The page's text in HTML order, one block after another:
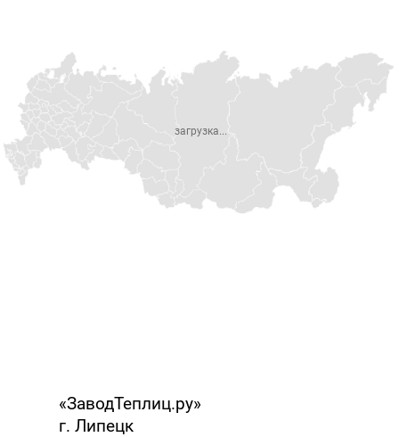
«ЗаводТеплиц.ру»
г. Липецк
загрузка...